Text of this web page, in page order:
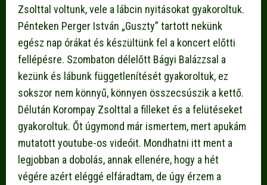
Zsolttal voltunk, vele a lábcin nyitásokat gyakoroltuk.
Pénteken Perger István „Guszty” tartott nekünk
egész nap órákat és készültünk fel a koncert előtti
fellépésre. Szombaton délelőtt Bágyi Balázzsal a
kezünk és lábunk függetlenítését gyakoroltuk, ez
sokszor nem könnyű, könnyen összecsúszik a kettő.
Délután Korompay Zsolttal a filleket és a felütéseket
gyakoroltuk. Őt úgymond már ismertem, mert apukám
mutatott youtube-os videóit. Mondhatni itt ment a
legjobban a dobolás, annak ellenére, hogy a hét
végére azért eléggé elfáradtam, de úgy érzem a